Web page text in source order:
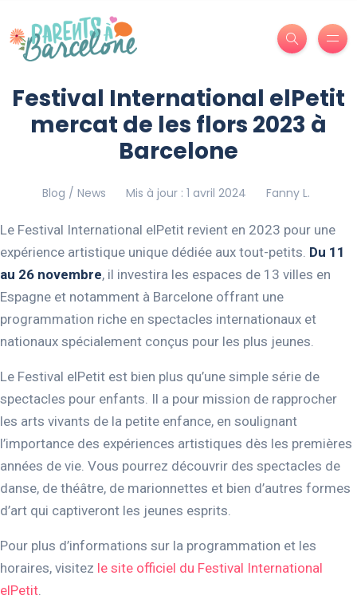
Festival International elPetit
mercat de les flors 2023 à
Barcelone
Blog / News Mis à jour : 1 avril 2024 Fanny L.
Le Festival International elPetit revient en 2023 pour une
expérience artistique unique dédiée aux tout-petits. Du 11
au 26 novembre, il investira les espaces de 13 villes en
Espagne et notamment à Barcelone offrant une
programmation riche en spectacles internationaux et
nationaux spécialement conçus pour les plus jeunes.
Le Festival elPetit est bien plus qu’une simple série de
spectacles pour enfants. Il a pour mission de rapprocher
les arts vivants de la petite enfance, en soulignant
l’importance des expériences artistiques dès les premières
années de vie. Vous pourrez découvrir des spectacles de
danse, de théâtre, de marionnettes et bien d’autres formes
d’art qui captiveront les jeunes esprits.
Pour plus d’informations sur la programmation et les
horaires, visitez le site officiel du Festival International
elPetit